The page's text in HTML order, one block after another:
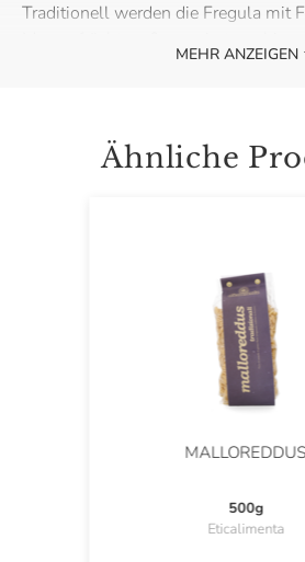
Traditionell werden die Fregula mit
Version mit MiesmuschelnMEHR ANZEIGEN
Ähnliche
500g
Eticalimenta